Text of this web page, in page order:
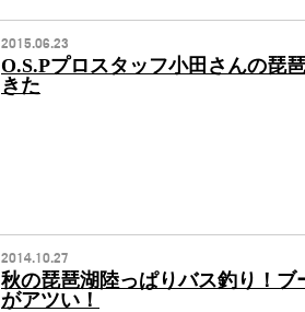
2015.06.23
O.S.Pプロスタッフ小田さんの琵
きた
2014.10.27
秋の琵琶湖陸っぱりバス釣り！ブ
がアツい！